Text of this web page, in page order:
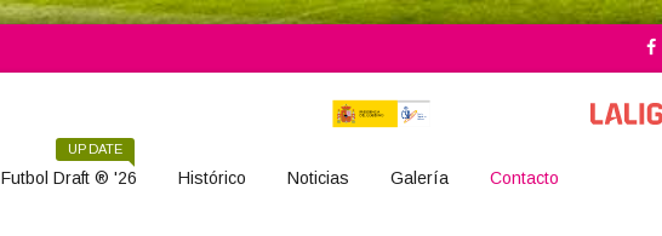
Futbol Draft ® '26
UPDATE
Histórico Noticias Galería Contacto